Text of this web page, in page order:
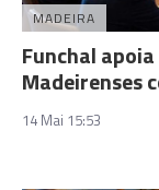
MADEIRA
Funchal
Madeirenses
14 Mai 15:53